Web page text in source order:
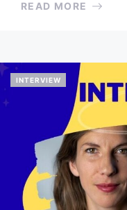
READ MORE
INTERVIEW